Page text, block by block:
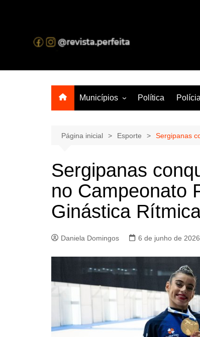
A melhor revista eletrônica do interior de Sergipe
Municípios
Lagarto
Política Polícia
Página inicial Esporte Sergipanas
Sergipanas
no Campeonato
Ginástica
Daniela Domingos 6 de junho de 2026